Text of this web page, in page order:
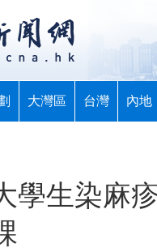
大灣區 台灣 內地
學生染麻